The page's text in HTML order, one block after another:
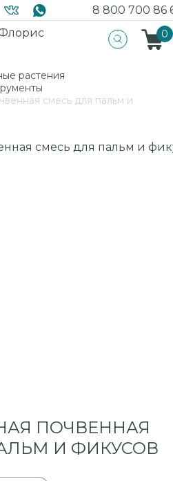
8 800 700 86
0
растения
смесь для пальм и
ПОЧВЕННАЯ
И ФИКУСОВ